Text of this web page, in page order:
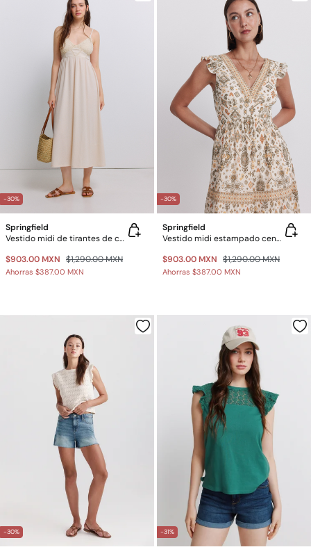
-30%
Springfield
Vestido midi de tirantes de crochet
$903.00 MXN $1,290.00 MXN
Ahorras $387.00 MXN
-30%
Springfield
Vestido midi estampado cenefa
$903.00 MXN $1,290.00 MXN
Ahorras $387.00 MXN
-30% -31%